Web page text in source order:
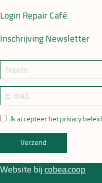
Login Repair Café
Inschrijving Newsletter
Ik accepteer het privacy beleid
Verzend
Website bijcobea.coop